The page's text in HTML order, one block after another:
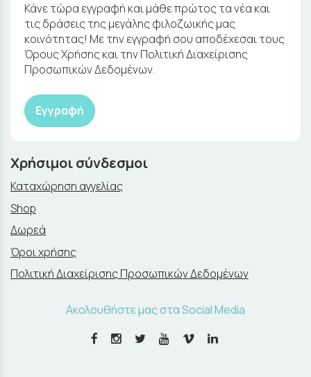
Κάνε τώρα εγγραφή και μάθε πρώτος τα νέα και
τις δράσεις της μεγάλης φιλοζωικής μας
κοινότητας! Με την εγγραφή σου αποδέχεσαι τους
Όρους Χρήσης και την Πολιτική Διαχείρισης
Προσωπικών Δεδομένων.
Εγγραφή
Χρήσιμοι σύνδεσμοι
Καταχώρηση αγγελίας
Shop
Δωρεά
Όροι χρήσης
Πολιτική Διαχείρισης Προσωπικών Δεδομένων
Ακολουθήστε μας στα Social Media